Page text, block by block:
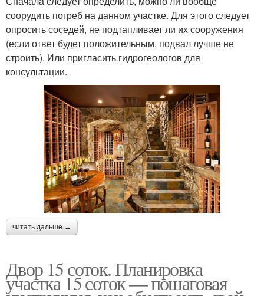
соорудить погреб на данном участке. Для этого следует
опросить соседей, не подтапливает ли их сооружения
(если ответ будет положительным, подвал лучше не
строить). Или пригласить гидрогеологов для
консультации.
читать дальше →
Двор 15 соток. Планировка
участка 15 соток — пошаговая